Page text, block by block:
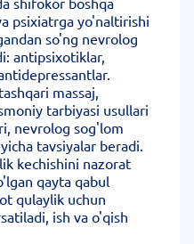
psixiatrga yo'naltirishi
so'ng nevrolog
antipsixotiklar,
massaj,
tarbiyasi usullari
nevrolog sog'lom
tavsiyalar beradi.
kechishini nazorat
qayta qabul
qulaylik uchun
ish va o'qish